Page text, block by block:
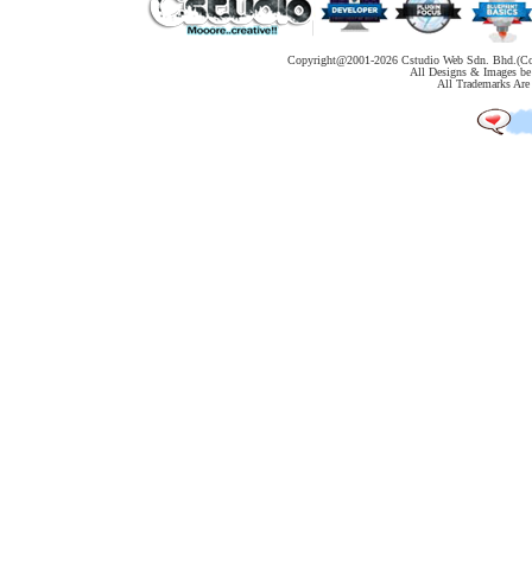
Copyright@2001-2026 Cstudio Web Sdn.
All Designs & Images
All Trademarks